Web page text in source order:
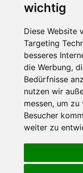
wichtig
Diese Website
Targeting
besseres
die Werbung,
Bedürfnisse
nutzen wir
messen, um
Besucher
weiter zu
Angemeldet